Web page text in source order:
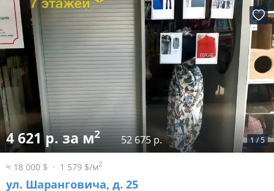
1 / 5
4 621 р. за м2 52 675 р.
≈ 18 000 $ 1 579 $/м2
ул. Шаранговича, д. 25